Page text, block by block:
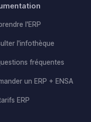
l'ERP
l'infothèque
fréquentes
un ERP + ENSA
ERP